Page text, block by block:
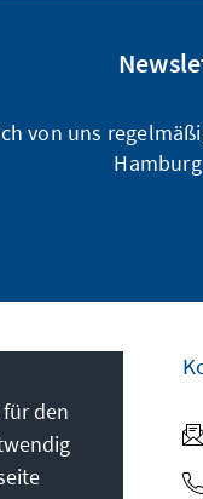
von uns
den